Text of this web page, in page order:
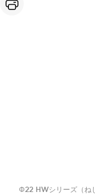
Φ22 HWシリーズ（ね